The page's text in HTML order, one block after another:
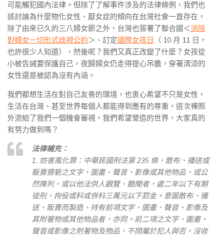
可能觸犯國內法律。但除了了解事件涉及的法律條例，我們也
該討論為什麼物化女性、厭女症的傾向在台灣社會一直存在，
除了由來已久的三八婦女節之外，台灣也簽署了聯合國＜消除
對婦女一切形式歧視公約＞、訂定國際女孩日
（ 10 月 11 日，
也許很少人知道），然後呢？我們又真正改變了什麼？女孩從
小被告誡要保護自己，夜歸婦女仍走得提心吊膽，穿著清涼的
女性還是被認為沒有內涵。
我們都想生活在對自己友善的環境，也衷心希望不只是女性，
生活在台灣、甚至世界每個人都能得到應有的尊重，這次裸照
外流給了我們一個機會審視，我們希望營造的世界，大家真的
有努力做到嗎？
法律補充：
1. 妨害風化罪：中華民國刑法第 235 條，散布、播送或
販賣猥褻之文字、圖畫、聲音、影像或其他物品，或公
然陳列，或以他法供人觀覽、聽聞者，處二年以下有期
徒刑、拘役或科或併科三萬元以下罰金。意圖散布、播
送、販賣而製造、持有前項文字、圖畫、聲音、影像及
其附著物或其他物品者，亦同。前二項之文字、圖畫、
聲音或影像之附著物及物品，不問屬於犯人與否，沒收